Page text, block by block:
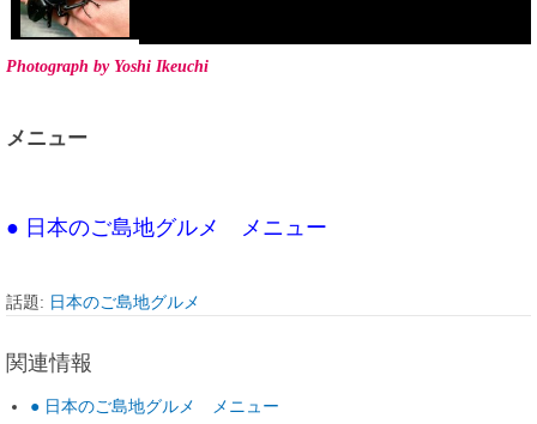
Photograph by Yoshi Ikeuchi
メニュー
● 日本のご島地グルメ メニュー
話題: 日本のご島地グルメ
関連情報
● 日本のご島地グルメ メニュー